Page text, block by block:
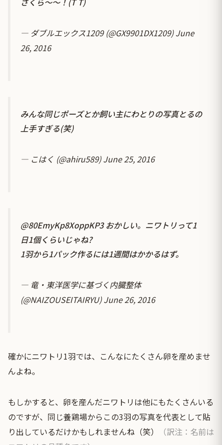
— ダブルエックス1209 (@GX9901DX1209)June
26, 2016
みんな同じポーズとか飼い主にわとりの写真とるの
上手すぎる(笑)
— こはく (@ahiru589)June 25, 2016
@80EmyKp8XoppKP3 おかしい。ニワトリって1
日1個くらいじゃね?
1羽から1パック作るには1週間はかかるはず。
— 竜・東洋医学に基づく内臓整体
(@NAIZOUSEITAIRYU)June 26, 2016
確かにニワトリ1羽では、こんなにたくさん卵を産めませ
んよね。
もしかすると、卵を産んだニワトリは他にもたくさんいる
のですが、同じ養鶏場からこの3羽の写真を代表として貼
り出しているだけかもしれませんね（笑）
（訳注：名前は